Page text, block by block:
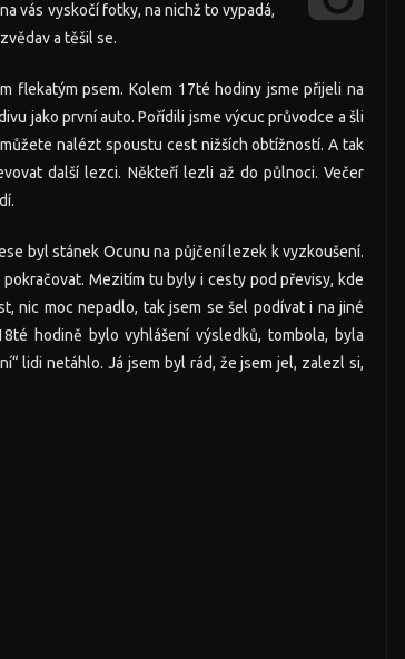
vás vyskočí fotky, na nichž to vypadá,
a těšil se.
flekatým psem. Kolem 17té hodiny jsme přijeli na
jako první auto. Pořídili jsme výcuc průvodce a šli
nalézt spoustu cest nižších obtížností. A tak
další lezci. Někteří lezli až do půlnoci. Večer
byl stánek Ocunu na půjčení lezek k vyzkoušení.
Mezitím tu byly i cesty pod převisy, kde
nic moc nepadlo, tak jsem se šel podívat i na jiné
hodině bylo vyhlášení výsledků, tombola, byla
lidi netáhlo. Já jsem byl rád, že jsem jel, zalezl si,